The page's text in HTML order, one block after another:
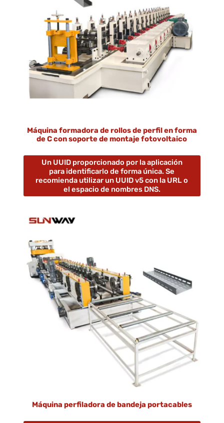
Máquina formadora de rollos de perfil en forma
de C con soporte de montaje fotovoltaico
Un UUID proporcionado por la aplicación
para identificarlo de forma única. Se
recomienda utilizar un UUID v5 con la URL o
el espacio de nombres DNS.
Máquina perfiladora de bandeja portacables